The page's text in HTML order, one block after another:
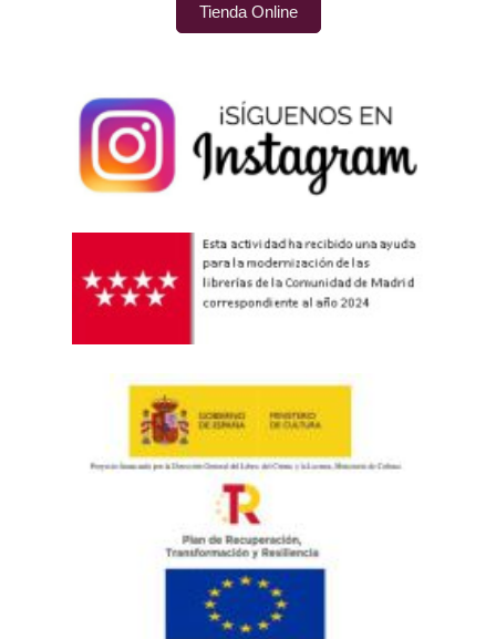
Tienda Online